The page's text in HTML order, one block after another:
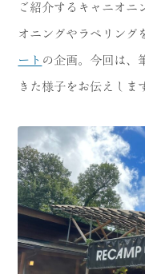
ご紹介するキャニオニ
オニングやラペリング
ート の企画。今回は、
きた様子をお伝えしま